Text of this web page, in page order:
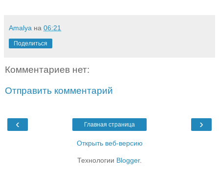
Amalya на 06:21
Поделиться
Комментариев нет:
Отправить комментарий
‹ ›
Главная страница
Открыть веб-версию
Технологии Blogger.